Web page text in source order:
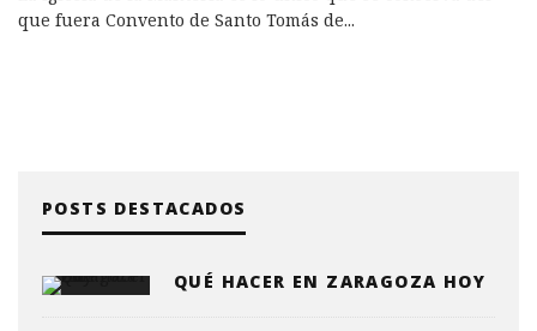
que fuera Convento de Santo Tomás de...
POSTS DESTACADOS
QUÉ HACER EN ZARAGOZA HOY